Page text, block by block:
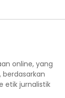
online, yang
etik jurnalistik